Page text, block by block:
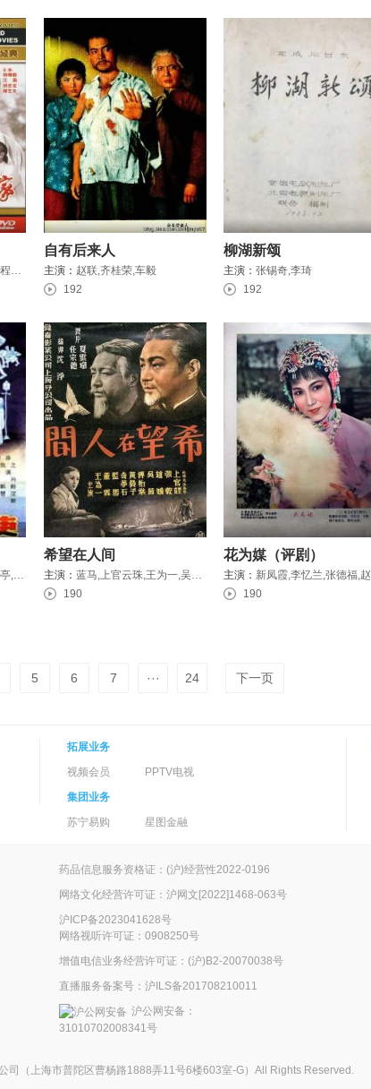
柏瑞桐,刘世龙,郭艺文,程晨,江燕
自有后来人
主演： 赵联,齐桂荣,车毅
192
柳湖新颂
主演： 张锡奇,李琦
192
魏鹤龄,赵丹,周旋,王吉亭,柳金玉,周璇,赵慧深,钱千里,袁绍梅
希望在人间
主演：
蓝马,上官云珠,王为一,吴茵,黄晨,李保罗
190
花为媒（评剧）
主演：
190
5 6 7 ··· 24 下一页
拓展业务
视频会员
PPTV电视
集团业务
苏宁易购
星图金融
药品信息服务资格证：(沪)经营性2022-0196
网络文化经营许可证：沪网文[2022]1468-063号
沪ICP备2023041628号
网络视听许可证：0908250号
增值电信业务经营许可证：(沪)B2-20070038号
直播服务备案号：沪ILS备201708210011
沪公网安备：
31010702008341号
司 （上海市普陀区曹杨路1888弄11号6楼603室-G）All Rights Reserved.